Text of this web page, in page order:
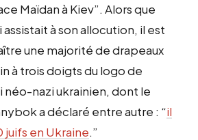
Maïdan à Kiev”. Alors que
à son allocution, il est
une majorité de drapeaux
à trois doigts du logo de
néo-nazi ukrainien, dont le
a déclaré entre autre : “il
en Ukraine.”